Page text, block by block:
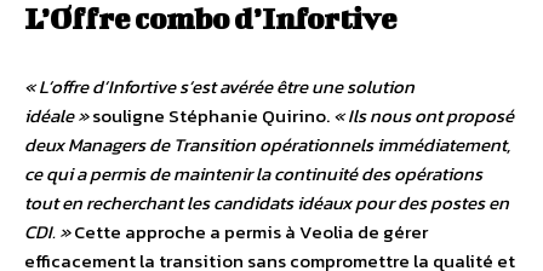
L’Offre combo d’Infortive
« L’offre d’Infortive s’est avérée être une solution
idéale »souligne Stéphanie Quirino.« Ils nous ont proposé
deux Managers de Transition opérationnels immédiatement,
ce qui a permis de maintenir la continuité des opérations
tout en recherchant les candidats idéaux pour des postes en
CDI. »Cette approche a permis à Veolia de gérer
efficacement la transition sans compromettre la qualité et